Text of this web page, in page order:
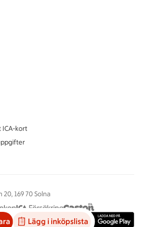
Lägg i inköpslista
ICA-kort
169 70 Solna